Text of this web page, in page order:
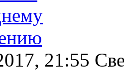
21:55